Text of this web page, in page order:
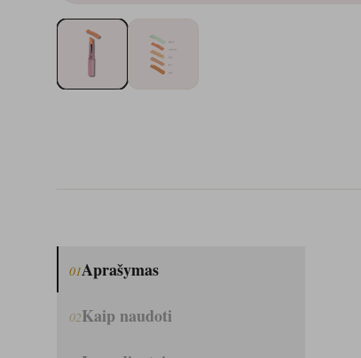
01Aprašymas
02Kaip naudoti